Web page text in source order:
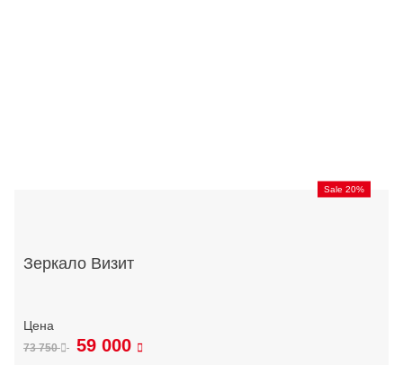
Sale 20%
Зеркало Визит
73 750 59 000